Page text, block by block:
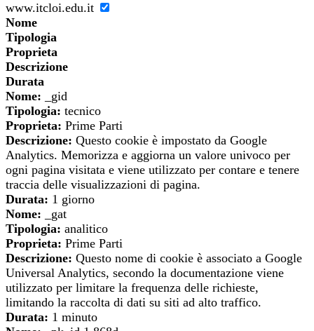
www.itcloi.edu.it
Nome
Tipologia
Proprieta
Descrizione
Durata
Nome: _gid
Tipologia: tecnico
Proprieta: Prime Parti
Descrizione: Questo cookie è impostato da Google
Analytics. Memorizza e aggiorna un valore univoco per
ogni pagina visitata e viene utilizzato per contare e tenere
traccia delle visualizzazioni di pagina.
Durata: 1 giorno
Nome: _gat
Tipologia: analitico
Proprieta: Prime Parti
Descrizione: Questo nome di cookie è associato a Google
Universal Analytics, secondo la documentazione viene
utilizzato per limitare la frequenza delle richieste,
limitando la raccolta di dati su siti ad alto traffico.
Durata: 1 minuto